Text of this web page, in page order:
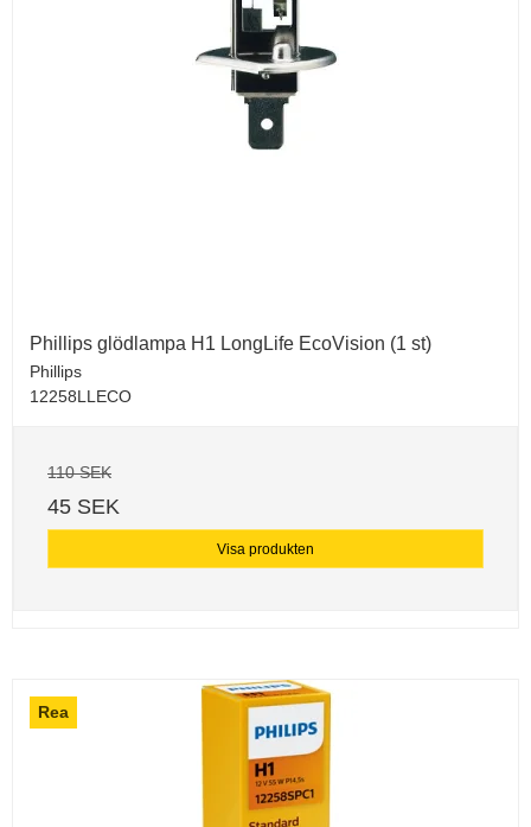
Phillips glödlampa H1 LongLife EcoVision (1 st)
Phillips
12258LLECO
110 SEK
45 SEK
Visa produkten
Rea